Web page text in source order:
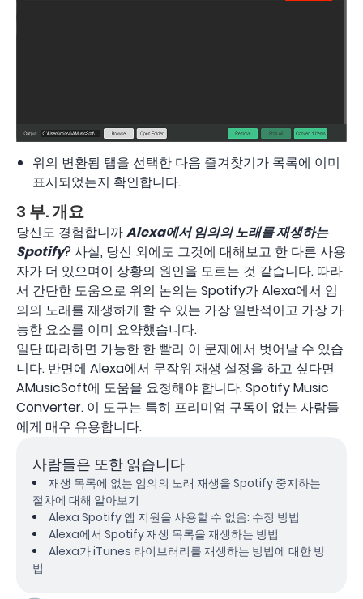
위의 변환됨 탭을 선택한 다음 즐겨찾기가 목록에 이미
표시되었는지 확인합니다.
3 부. 개요
당신도 경험합니까Alexa에서 임의의 노래를 재생하는
Spotify? 사실, 당신 외에도 그것에 대해보고 한 다른 사용
자가 더 있으며이 상황의 원인을 모르는 것 같습니다. 따라
서 간단한 도움으로 위의 논의는 Spotify가 Alexa에서 임
의의 노래를 재생하게 할 수 있는 가장 일반적이고 가장 가
능한 요소를 이미 요약했습니다.
일단 따라하면 가능한 한 빨리 이 문제에서 벗어날 수 있습
니다. 반면에 Alexa에서 무작위 재생 설정을 하고 싶다면
AMusicSoft에 도움을 요청해야 합니다. Spotify Music
Converter. 이 도구는 특히 프리미엄 구독이 없는 사람들
에게 매우 유용합니다.
사람들은 또한 읽습니다
재생 목록에 없는 임의의 노래 재생을 Spotify 중지하는
절차에 대해 알아보기
Alexa Spotify 앱 지원을 사용할 수 없음: 수정 방법
Alexa에서 Spotify 재생 목록을 재생하는 방법
Alexa가 iTunes 라이브러리를 재생하는 방법에 대한 방
법